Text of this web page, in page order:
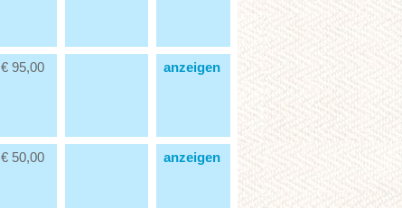
€ 95,00 anzeigen
€ 50,00 anzeigen